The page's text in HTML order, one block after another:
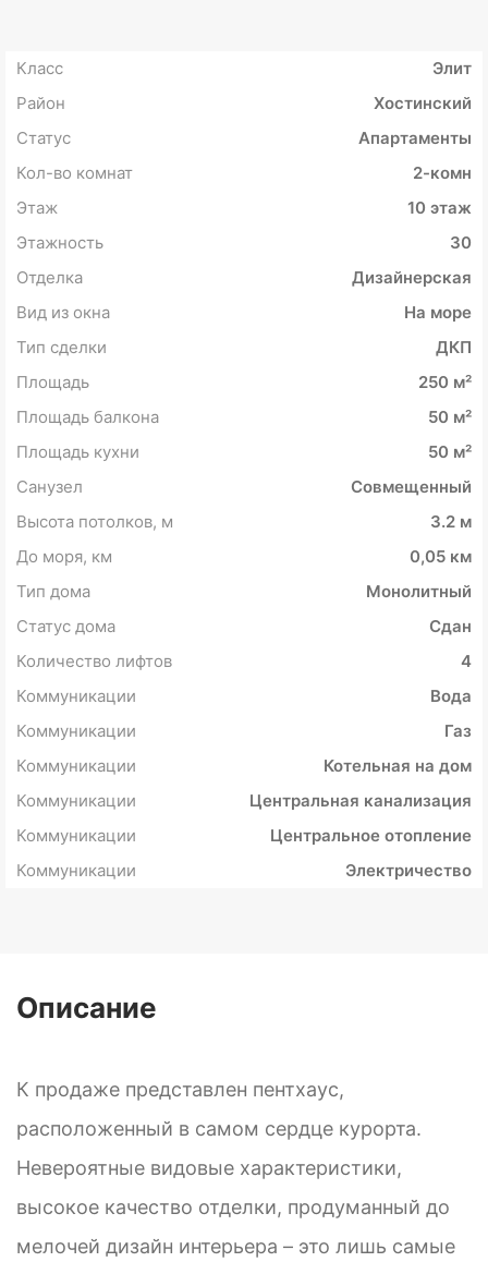
Класс
Элит
Район
Хостинский
Статус
Апартаменты
Кол-во комнат
2-комн
Этаж
10 этаж
Этажность
30
Отделка
Дизайнерская
Вид из окна
На море
Тип сделки
ДКП
Площадь
250 м²
Площадь балкона
50 м²
Площадь кухни
50 м²
Санузел
Совмещенный
Высота потолков, м
3.2 м
До моря, км
0,05 км
Тип дома
Монолитный
Статус дома
Сдан
Количество лифтов
4
Коммуникации
Вода
Коммуникации
Газ
Коммуникации
Котельная на дом
Коммуникации
Центральная канализация
Коммуникации
Центральное отопление
Коммуникации
Электричество
Описание
К продаже представлен пентхаус,
расположенный в самом сердце курорта.
Невероятные видовые характеристики,
высокое качество отделки, продуманный до
мелочей дизайн интерьера – это лишь самые